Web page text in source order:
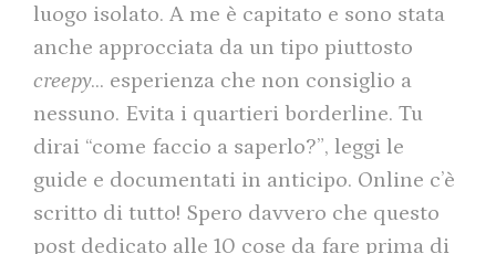
luogo isolato. A me è capitato e sono stata
anche approcciata da un tipo piuttosto
creepy… esperienza che non consiglio a
nessuno. Evita i quartieri borderline. Tu
dirai “come faccio a saperlo?”, leggi le
guide e documentati in anticipo. Online c’è
scritto di tutto! Spero davvero che questo
post dedicato alle 10 cose da fare prima di